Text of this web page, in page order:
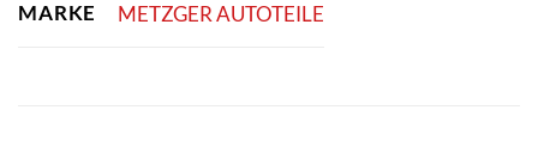
MARKE METZGER AUTOTEILE